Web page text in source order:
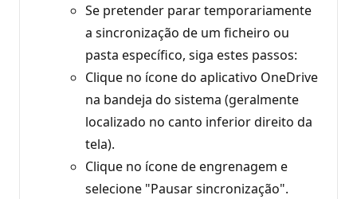
Se pretender parar temporariamente
a sincronização de um ficheiro ou
pasta específico, siga estes passos:
Clique no ícone do aplicativo OneDrive
na bandeja do sistema (geralmente
localizado no canto inferior direito da
tela).
Clique no ícone de engrenagem e
selecione "Pausar sincronização".